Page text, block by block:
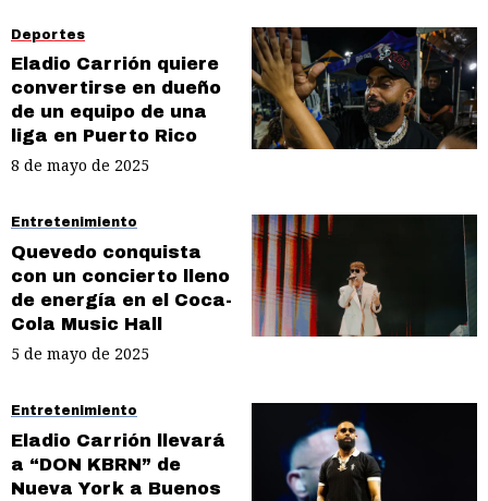
Deportes
Eladio Carrión quiere
convertirse en dueño
de un equipo de una
liga en Puerto Rico
8 de mayo de 2025
Entretenimiento
Quevedo conquista
con un concierto lleno
de energía en el Coca-
Cola Music Hall
5 de mayo de 2025
Entretenimiento
Eladio Carrión llevará
a “DON KBRN” de
Nueva York a Buenos